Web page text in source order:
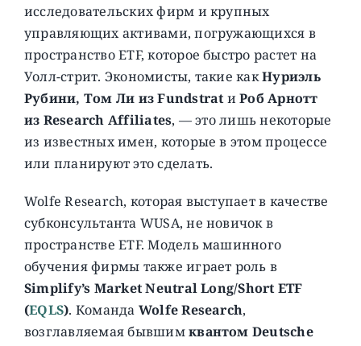
исследовательских фирм и крупных
управляющих активами, погружающихся в
пространство ETF, которое быстро растет на
Уолл-стрит. Экономисты, такие какНуриэль
Рубини, Том Ли из FundstratиРоб Арнотт
из Research Affiliates, — это лишь некоторые
из известных имен, которые в этом процессе
или планируют это сделать.
Wolfe Research, которая выступает в качестве
субконсультанта WUSA, не новичок в
пространстве ETF. Модель машинного
обучения фирмы также играет роль в
Simplify’s Market Neutral Long/Short ETF
(EQLS). Команда Wolfe Research,
возглавляемая бывшимквантом Deutsche